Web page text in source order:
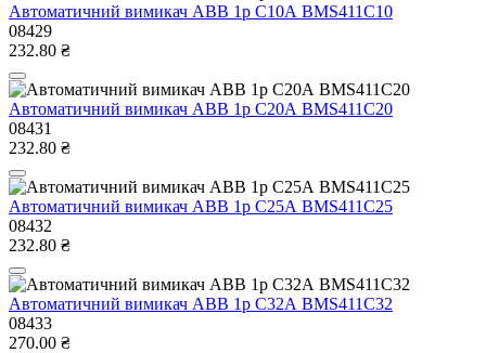
Автоматичний вимикач ABB 1р С10А BMS411C10
08429
232.80 ₴
Автоматичний вимикач ABB 1р С20А BMS411C20
08431
232.80 ₴
Автоматичний вимикач ABB 1р С25А BMS411C25
08432
232.80 ₴
Автоматичний вимикач ABB 1р С32А BMS411C32
08433
270.00 ₴